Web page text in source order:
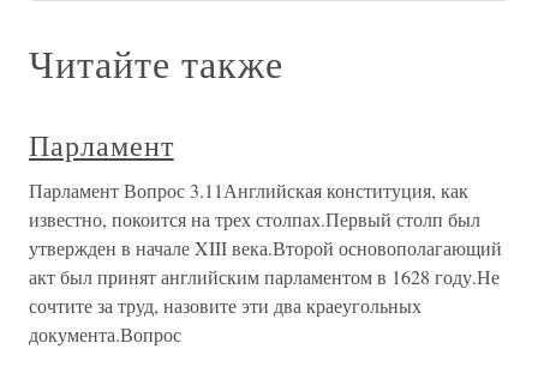
Читайте также
Парламент
Парламент Вопрос 3.11Английская конституция, как
известно, покоится на трех столпах.Первый столп был
утвержден в начале XIII века.Второй основополагающий
акт был принят английским парламентом в 1628 году.Не
сочтите за труд, назовите эти два краеугольных
документа.Вопрос